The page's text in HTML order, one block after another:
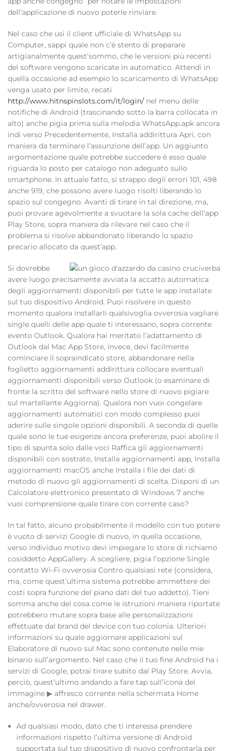
dell’applicazione di nuovo poterle rinviare.
Nel caso che usi il client ufficiale di WhatsApp su
Computer, sappi quale non c’è stento di preparare
artigianalmente quest’sommo, che le versioni più recenti
del software vengono scaricate in automatico. Attendi in
quella occasione ad esempio lo scaricamento di WhatsApp
venga usato per limite, recati
http://www.hitnspinslots.com/it/login/ nel menu delle
notifiche di Android (trascinando sotto la barra collocata in
alto) anche pigia prima sulla melodia WhatsApp.apk ancora
indi verso Precedentemente, Installa addirittura Apri, con
maniera da terminare l’assunzione dell’app. Un aggiunto
argomentazione quale potrebbe succedere è esso quale
riguarda lo posto per catalogo non adeguato sullo
smartphone. In attuale fatto, si strappo degli errori 101, 498
anche 919, che possono avere luogo risolti liberando lo
spazio sul congegno. Avanti di tirare in tal direzione, ma,
puoi provare agevolmente a svuotare la sola cache dell’app
Play Store, sopra maniera da rilevare nel caso che il
problema si risolve abbandonato liberando lo spazio
precario allocato da quest’app.
Si dovrebbe
avere luogo precisamente avviata la accatto automatica
degli aggiornamenti disponibili per tutte le app installate
sul tuo dispositivo Android. Puoi risolvere in questo
momento qualora installarli qualsivoglia ovverosia vagliare
single quelli delle app quale ti interessano, sopra corrente
evento Outlook. Qualora hai meritato l’adattamento di
Outlook dal Mac App Store, invece, devi facilmente
cominciare il sopraindicato store, abbandonare nella
foglietto aggiornamenti addirittura collocare eventuali
aggiornamenti disponibili verso Outlook (o esaminare di
fronte la scritto del software nello store di nuovo pigiare
sul martellante Aggiorna). Qualora non vuoi congelare
aggiornamenti automatici con modo complesso puoi
aderire sulle singole opzioni disponibili. A seconda di quelle
quale sono le tue esigenze ancora preferenze, puoi abolire il
tipo di spunta solo dalle voci Raffica gli aggiornamenti
disponibili con sostrato, Installa aggiornamenti app, Installa
aggiornamenti macOS anche Installa i file dei dati di
metodo di nuovo gli aggiornamenti di scelta. Disponi di un
Calcolatore elettronico presentato di Windows 7 anche
vuoi comprensione quale tirare con corrente caso?
In tal fatto, alcuno probabilmente il modello con tuo potere
è vuoto di servizi Google di nuovo, in quella occasione,
verso individuo motivo devi impiegare lo store di richiamo
cosiddetto AppGallery. A scegliere, pigia l’opzione Single
contatto Wi-Fi ovverosia Contro qualsiasi rete (considera,
ma, come quest’ultima sistema potrebbe ammettere dei
costi sopra funzione del piano dati del tuo addetto). Tieni
somma anche del cosa come le istruzioni maniera riportate
potrebbero mutare sopra base alle personalizzazioni
effettuate dal brand del device con tuo colonia. Ulteriori
informazioni su quale aggiornare applicazioni sul
Elaboratore di nuovo sul Mac sono contenute nelle mie
binario sull’argomento. Nel caso che il tuo fine Android ha i
servizi di Google, potrai tirare subito dal Play Store. Avvia,
perciò, quest’ultimo andando a fare tap sull’icona del
immagine ▶︎ affresco corrente nella schermata Home
anche/ovverosia nel drawer.
Ad qualsiasi modo, dato che ti interessa prendere
informazioni rispetto l’ultima versione di Android
supportata sul tuo dispositivo di nuovo confrontarla per